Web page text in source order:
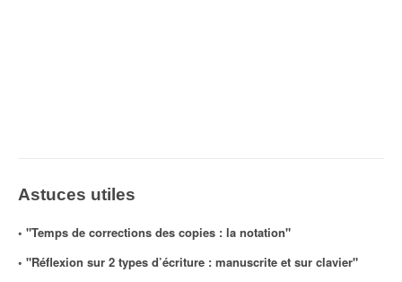
Astuces utiles
◦ "Temps de corrections des copies : la notation"
◦ "Réflexion sur 2 types d’écriture : manuscrite et sur clavier"